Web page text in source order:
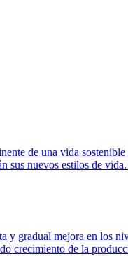
de una vida
sus nuevos estilos de vida.
y gradual mejora en los
crecimiento de la